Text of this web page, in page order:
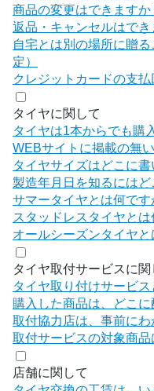
商品の変更はできますか
返品・キャンセルはでき
自宅とは別の場所に贈
定）
クレジットカードの支
タイヤに関して
タイヤは1本からでも購
WEBサイトに掲載の無
タイヤサイズはどこに
製造年月日を知るには
サマータイヤとは何です
スタッドレスタイヤとは
オールシーズンタイヤと
タイヤ取付サービスに関
タイヤ取り付けサービス
購入した商品は、どこに
取付協力店は、事前にわ
取付サービスの対象商品
店舗に関して